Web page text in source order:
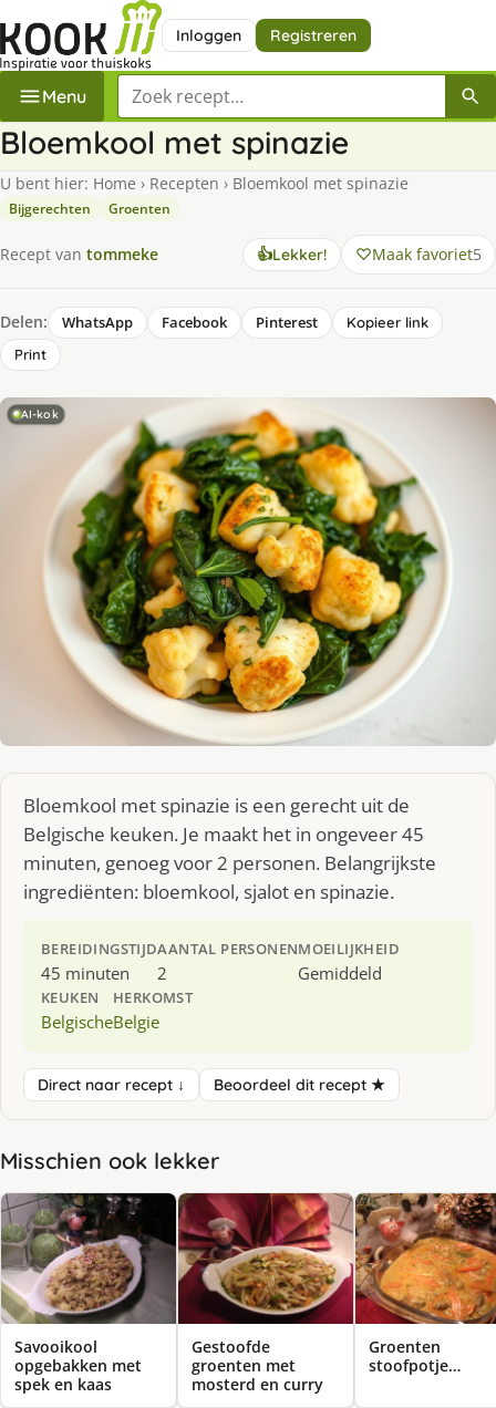
Inloggen Registreren
Menu Zoek een recept
Bloemkool met spinazie
U bent hier: Home › Recepten › Bloemkool met spinazie
Bijgerechten Groenten
Recept van tommeke 👍Lekker! Maak favoriet5
Delen: WhatsApp Facebook Pinterest
Kopieer link
Print
AI-kok
Bloemkool met spinazie is een gerecht uit de
Belgische keuken. Je maakt het in ongeveer 45
minuten, genoeg voor 2 personen. Belangrijkste
ingrediënten: bloemkool, sjalot en spinazie.
BEREIDINGSTIJD
45 minuten
AANTAL PERSONEN
2
MOEILIJKHEID
Gemiddeld
KEUKEN
Belgische
HERKOMST
Belgie
Direct naar recept ↓ Beoordeel dit recept ★
Misschien ook lekker
Savooikool
opgebakken met
spek en kaas
Gestoofde
groenten met
mosterd en curry
Groenten
stoofpotje…